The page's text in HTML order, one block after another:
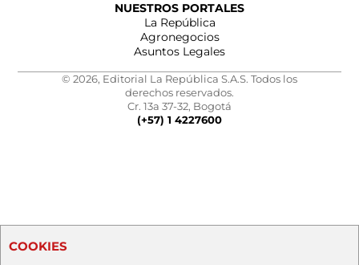
NUESTROS PORTALES
La República
Agronegocios
Asuntos Legales
© 2026, Editorial La República S.A.S. Todos los
derechos reservados.
Cr. 13a 37-32, Bogotá
(+57) 1 4227600
COOKIES